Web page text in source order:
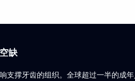
缺
支撑牙齿的组织。全球超过一半的成